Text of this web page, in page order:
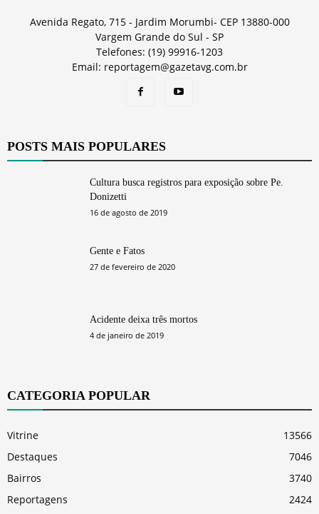
Avenida Regato, 715 - Jardim Morumbi- CEP 13880-000
Vargem Grande do Sul - SP
Telefones: (19) 99916-1203
Email: reportagem@gazetavg.com.br
POSTS MAIS POPULARES
Cultura busca registros para exposição sobre Pe.
Donizetti
16 de agosto de 2019
Gente e Fatos
27 de fevereiro de 2020
Acidente deixa três mortos
4 de janeiro de 2019
CATEGORIA POPULAR
Vitrine
13566
Destaques
7046
Bairros
3740
Reportagens
2424